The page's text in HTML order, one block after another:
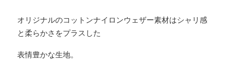
オリジナルのコットンナイロンウェザー素材はシャリ感
と柔らかさをプラスした
表情豊かな生地。